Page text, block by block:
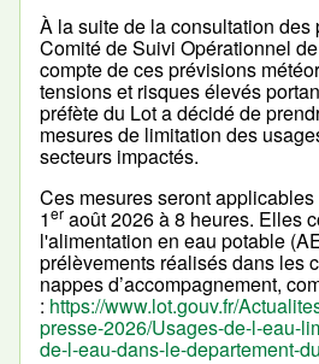
À la suite de la consultation des
Comité de Suivi Opérationnel
compte de ces prévisions
tensions et risques élevés
préfète du Lot a décidé de
mesures de limitation des
secteurs impactés.
Ces mesures seront
1er août 2026 à 8 heures. Elles
l'alimentation en eau potable
prélèvements réalisés dans les
nappes d’accompagnement,
: https://www.lot.gouv.fr/
presse-2026/Usages-de-l-eau-
de-l-eau-dans-le-departement-